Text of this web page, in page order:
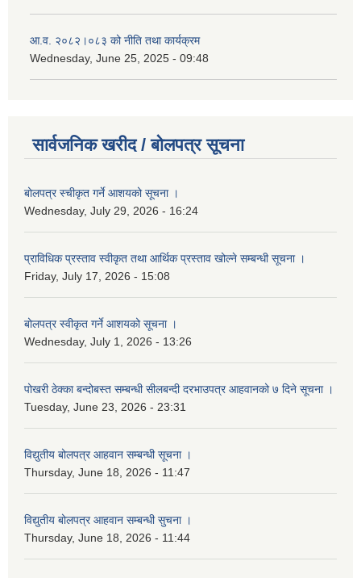
आ.व. २०८२।०८३ को नीति तथा कार्यक्रम
Wednesday, June 25, 2025 - 09:48
सार्वजनिक खरीद / बोलपत्र सूचना
बोलपत्र स्चीकृत गर्ने आशयको सूचना ।
Wednesday, July 29, 2026 - 16:24
प्राविधिक प्रस्ताव स्वीकृत तथा आर्थिक प्रस्ताव खोल्ने सम्बन्धी सूचना ।
Friday, July 17, 2026 - 15:08
बोलपत्र स्वीकृत गर्ने आशयको सूचना ।
Wednesday, July 1, 2026 - 13:26
पोखरी ठेक्का बन्दोबस्त सम्बन्धी सीलबन्दी दरभाउपत्र आहवानको ७ दिने सूचना ।
Tuesday, June 23, 2026 - 23:31
विद्युतीय बोलपत्र आहवान सम्बन्धी सूचना ।
Thursday, June 18, 2026 - 11:47
विद्युतीय बोलपत्र आहवान सम्बन्धी सुचना ।
Thursday, June 18, 2026 - 11:44